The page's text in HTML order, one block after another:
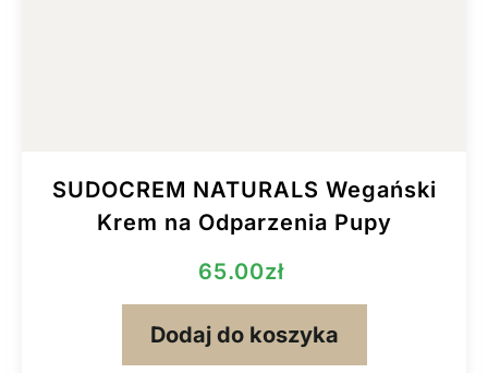
SUDOCREM NATURALS Wegański
Krem na Odparzenia Pupy
65.00zł
Dodaj do koszyka